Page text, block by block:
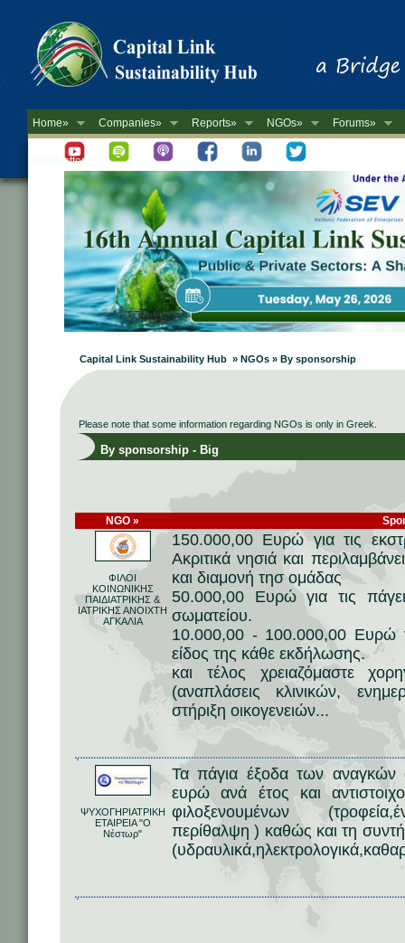
Home» Companies» Reports» NGOs» Forums»
Newsletter
Capital Link Sustainability Hub » NGOs » By sponsorship
Please note that some information regarding NGOs is only in Greek.
By sponsorship - Big
NGO »
ΦΙΛΟΙ
ΚΟΙΝΩΝΙΚΗΣ
ΠΑΙΔΙΑΤΡΙΚΗΣ &
ΙΑΤΡΙΚΗΣ ΑΝΟΙΧΤΗ
ΑΓΚΑΛΙΑ
150.000,00 Ευρώ για τις
Ακριτικά νησιά και
και διαμονή τησ ομάδας
50.000,00 Ευρώ για τις
σωματείου.
10.000,00 - 100.000,00 Ευρώ
είδος της κάθε εκδήλωσης.
και τέλος χρειαζόμαστε
(αναπλάσεις κλινικών,
στήριξη οικογενειών...
ΨΥΧΟΓΗΡΙΑΤΡΙΚΗ
ΕΤΑΙΡΕΙΑ "Ο
Νέστωρ"
Τα πάγια έξοδα των αναγκών
ευρώ ανά έτος και
φιλοξενουμένων
περίθαλψη ) καθώς και τη